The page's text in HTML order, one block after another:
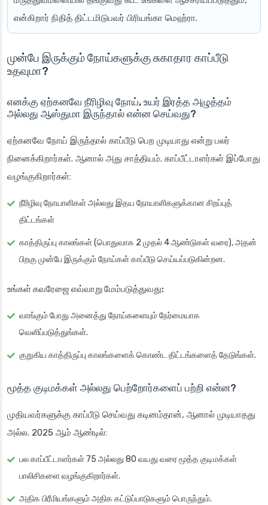
என்கிறார் நிதித் திட்டமிடுபவர் பிரியங்கா மெஹ்ரா.
முன்பே இருக்கும் நோய்களுக்கு சுகாதார காப்பீடு
உதவுமா?
எனக்கு ஏற்கனவே நீரிழிவு நோய், உயர் இரத்த அழுத்தம்
அல்லது ஆஸ்துமா இருந்தால் என்ன செய்வது?
ஏற்கனவே நோய் இருந்தால் காப்பீடு பெற முடியாது என்று பலர்
நினைக்கிறார்கள். ஆனால் அது சாத்தியம். காப்பீட்டாளர்கள் இப்போது
வழங்குகிறார்கள்:
நீரிழிவு நோயாளிகள் அல்லது இதய நோயாளிகளுக்கான சிறப்புத்
திட்டங்கள்
காத்திருப்பு காலங்கள் (பொதுவாக 2 முதல் 4 ஆண்டுகள் வரை), அதன்
பிறகு முன்பே இருக்கும் நோய்கள் காப்பீடு செய்யப்படுகின்றன.
உங்கள் கவரேஜை எவ்வாறு மேம்படுத்துவது:
வாங்கும் போது அனைத்து நோய்களையும் நேர்மையாக
வெளிப்படுத்துங்கள்.
குறுகிய காத்திருப்பு காலங்களைக் கொண்ட திட்டங்களைத் தேடுங்கள்.
மூத்த குடிமக்கள் அல்லது பெற்றோர்களைப் பற்றி என்ன?
முதியவர்களுக்கு காப்பீடு செய்வது கடினம்தான், ஆனால் முடியாதது
அல்ல. 2025 ஆம் ஆண்டில்:
பல காப்பீட்டாளர்கள் 75 அல்லது 80 வயது வரை மூத்த குடிமக்கள்
பாலிசிகளை வழங்குகிறார்கள்.
அதிக பிரீமியங்களும் அதிக கட்டுப்பாடுகளும் பொருந்தும்.